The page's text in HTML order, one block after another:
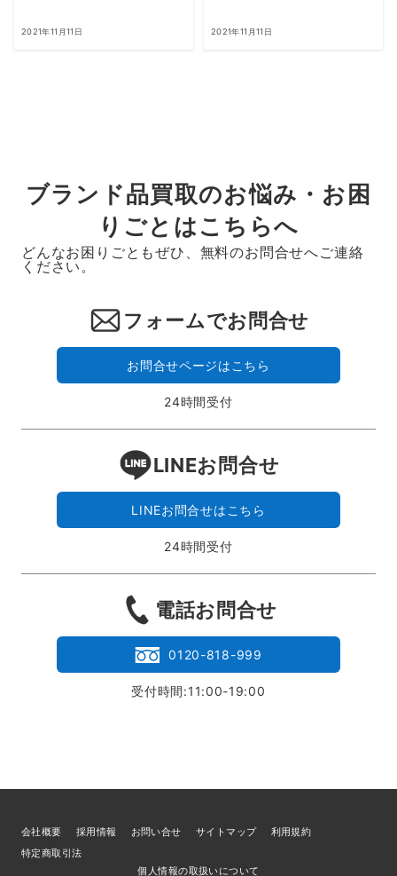
2021年11月11日 2021年11月11日
ブランド品買取のお悩み・お困
りごとはこちらへ
どんなお困りごともぜひ、無料のお問合せへご連絡
ください。
フォームでお問合せ
お問合せページはこちら
24時間受付
LINEお問合せ
LINEお問合せはこちら
24時間受付
電話お問合せ
0120-818-999
受付時間:11:00-19:00
会社概要 採用情報 お問い合せ サイトマップ
利用規約
特定商取引法
個人情報の取扱いについて